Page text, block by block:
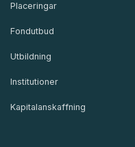
Placeringar
Fondutbud
Utbildning
Institutioner
Kapitalanskaffning